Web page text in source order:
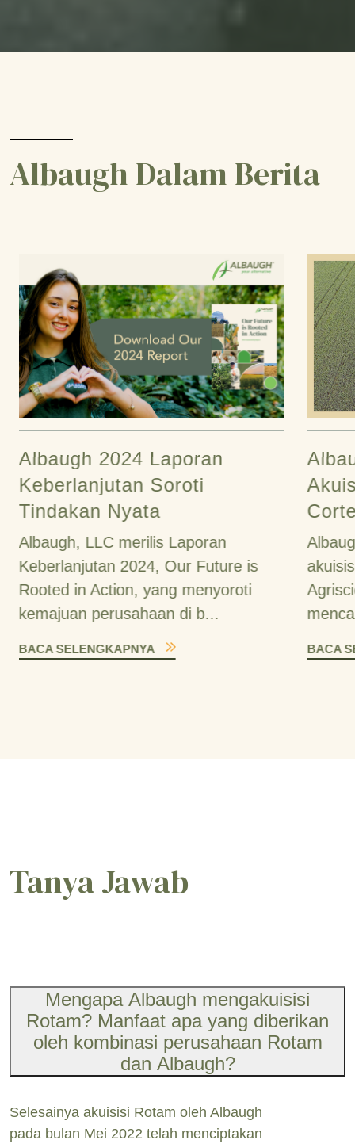
Albaugh Dalam Berita
Albaugh 2024 Laporan
Keberlanjutan Soroti
Tindakan Nyata
Albaugh, LLC merilis Laporan
Keberlanjutan 2024, Our Future is
Rooted in Action, yang menyoroti
kemajuan perusahaan di b...
BACA SELENGKAPNYA BACA
Tanya Jawab
Mengapa Albaugh mengakuisisi
Rotam? Manfaat apa yang diberikan
oleh kombinasi perusahaan Rotam
dan Albaugh?
Selesainya akuisisi Rotam oleh Albaugh
pada bulan Mei 2022 telah menciptakan